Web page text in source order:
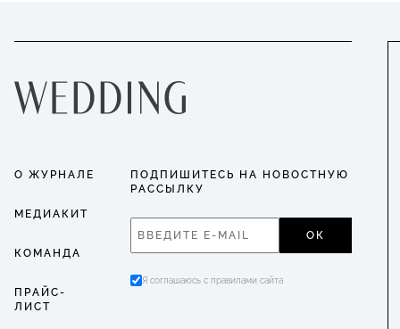
О ЖУРНАЛЕ
МЕДИАКИТ
КОМАНДА
ПРАЙС-
ЛИСТ
ПОДПИШИТЕСЬ НА НОВОСТНУЮ
РАССЫЛКУ
ОК
Я соглашаюсь с правилами сайта